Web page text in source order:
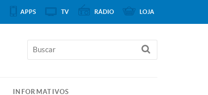
INFORMATIVOS
APPS TV RÁDIO LOJA